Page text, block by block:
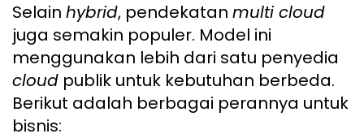
Selain hybrid, pendekatan multi cloud
juga semakin populer. Model ini
menggunakan lebih dari satu penyedia
cloud publik untuk kebutuhan berbeda.
Berikut adalah berbagai perannya untuk
bisnis: